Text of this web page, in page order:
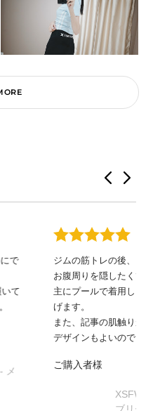
ために購入。
きを選びました。
ート付きでも違和感なく泳
やすいです。